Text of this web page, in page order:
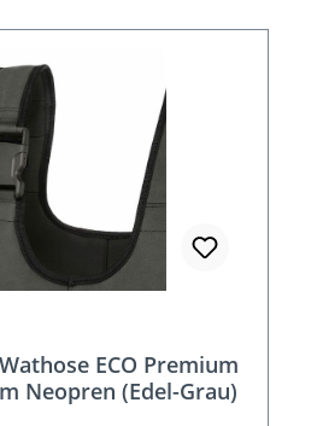
ECO Premium
Neopren (Edel-Grau)